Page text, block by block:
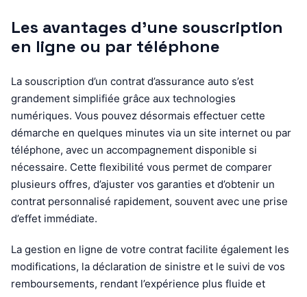
Les avantages d’une souscription
en ligne ou par téléphone
La souscription d’un contrat d’assurance auto s’est
grandement simplifiée grâce aux technologies
numériques. Vous pouvez désormais effectuer cette
démarche en quelques minutes via un site internet ou par
téléphone, avec un accompagnement disponible si
nécessaire. Cette flexibilité vous permet de comparer
plusieurs offres, d’ajuster vos garanties et d’obtenir un
contrat personnalisé rapidement, souvent avec une prise
d’effet immédiate.
La gestion en ligne de votre contrat facilite également les
modifications, la déclaration de sinistre et le suivi de vos
remboursements, rendant l’expérience plus fluide et